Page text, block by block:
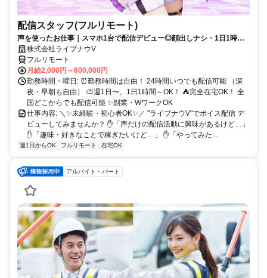
配信スタッフ(フルリモート)
声を使ったお仕事｜スマホ1台で配信デビュー◎顔出しナシ・1日1時間
～OK♪
株式会社ライブナウV
フルリモート
月給2,000円～600,000円
勤務時間・曜日: ⏰勤務時間は自由！ 24時間いつでも配信可能 （深
夜・早朝も自由） ⛅週1日〜、1日1時間～OK！ ⛺完全在宅OK！ 全
国どこからでも配信可能 ✨副業・WワークOK
仕事内容: ＼✨未経験・初心者OK✨／ "ライブナウV"でボイス配信 デ
ビューしてみませんか？ ✋「声だけの配信活動に興味があるけど…」
✋「趣味・好きなことで稼ぎたいけど…」 ✋「やってみた...
週1日からOK フルリモート 在宅OK
アルバイト・パート